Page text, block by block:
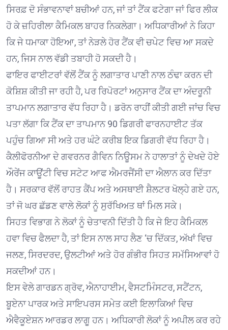
ਸਿਰਫ਼ ਦੋ ਸੰਭਾਵਨਾਵਾਂ ਬਚੀਆਂ ਹਨ, ਜਾਂ ਤਾਂ ਟੈਂਕ ਫਟੇਗਾ ਜਾਂ ਫਿਰ ਲੀਕ
ਹੋ ਕੇ ਜ਼ਹਿਰੀਲਾ ਕੈਮਿਕਲ ਬਾਹਰ ਨਿਕਲੇਗਾ। ਅਧਿਕਾਰੀਆਂ ਨੇ ਕਿਹਾ
ਕਿ ਜੇ ਧਮਾਕਾ ਹੋਇਆ, ਤਾਂ ਨੇੜਲੇ ਹੋਰ ਟੈਂਕ ਵੀ ਚਪੇਟ ਵਿਚ ਆ ਸਕਦੇ
ਹਨ, ਜਿਸ ਨਾਲ ਵੱਡੀ ਤਬਾਹੀ ਹੋ ਸਕਦੀ ਹੈ।
ਫਾਇਰ ਫਾਈਟਰਾਂ ਵੱਲੋਂ ਟੈਂਕ ਨੂੰ ਲਗਾਤਾਰ ਪਾਣੀ ਨਾਲ ਠੰਢਾ ਕਰਨ ਦੀ
ਕੋਸ਼ਿਸ਼ ਕੀਤੀ ਜਾ ਰਹੀ ਹੈ, ਪਰ ਰਿਪੋਰਟਾਂ ਅਨੁਸਾਰ ਟੈਂਕ ਦਾ ਅੰਦਰੂਨੀ
ਤਾਪਮਾਨ ਲਗਾਤਾਰ ਵੱਧ ਰਿਹਾ ਹੈ। ਡਰੋਨ ਰਾਹੀਂ ਕੀਤੀ ਗਈ ਜਾਂਚ ਵਿਚ
ਪਤਾ ਲੱਗਾ ਕਿ ਟੈਂਕ ਦਾ ਤਾਪਮਾਨ 90 ਡਿਗਰੀ ਫਾਰਨਹਾਈਟ ਤੱਕ
ਪਹੁੰਚ ਗਿਆ ਸੀ ਅਤੇ ਹਰ ਘੰਟੇ ਕਰੀਬ ਇਕ ਡਿਗਰੀ ਵੱਧ ਰਿਹਾ ਹੈ।
ਕੈਲੀਫੋਰਨੀਆ ਦੇ ਗਵਰਨਰ ਗੈਵਿਨ ਨਿਊਸਮ ਨੇ ਹਾਲਾਤਾਂ ਨੂੰ ਦੇਖਦੇ ਹੋਏ
ਔਰੇਂਜ ਕਾਊਂਟੀ ਵਿਚ ਸਟੇਟ ਆਫ ਐਮਰਜੈਂਸੀ ਦਾ ਐਲਾਨ ਕਰ ਦਿੱਤਾ
ਹੈ। ਸਰਕਾਰ ਵੱਲੋਂ ਰਾਹਤ ਕੈਂਪ ਅਤੇ ਅਸਥਾਈ ਸ਼ੈਲਟਰ ਖੋਲ੍ਹੇ ਗਏ ਹਨ,
ਤਾਂ ਜੋ ਘਰ ਛੱਡਣ ਵਾਲੇ ਲੋਕਾਂ ਨੂੰ ਸੁਰੱਖਿਅਤ ਥਾਂ ਮਿਲ ਸਕੇ।
ਸਿਹਤ ਵਿਭਾਗ ਨੇ ਲੋਕਾਂ ਨੂੰ ਚੇਤਾਵਨੀ ਦਿੱਤੀ ਹੈ ਕਿ ਜੇ ਇਹ ਕੈਮਿਕਲ
ਹਵਾ ਵਿਚ ਫੈਲਦਾ ਹੈ, ਤਾਂ ਇਸ ਨਾਲ ਸਾਹ ਲੈਣ ‘ਚ ਦਿੱਕਤ, ਅੱਖਾਂ ਵਿਚ
ਜਲਣ, ਸਿਰਦਰਦ, ਉਲਟੀਆਂ ਅਤੇ ਹੋਰ ਗੰਭੀਰ ਸਿਹਤ ਸਮੱਸਿਆਵਾਂ ਹੋ
ਸਕਦੀਆਂ ਹਨ।
ਇਸ ਵੇਲੇ ਗਾਰਡਨ ਗ੍ਰੋਵ, ਐਨਾਹਾਈਮ, ਵੈਸਟਮਿੰਸਟਰ, ਸਟੈਂਟਨ,
ਬੂਏਨਾ ਪਾਰਕ ਅਤੇ ਸਾਇਪਰਸ ਸਮੇਤ ਕਈ ਇਲਾਕਿਆਂ ਵਿਚ
ਐਵੈਕੂਏਸ਼ਨ ਆਰਡਰ ਲਾਗੂ ਹਨ। ਅਧਿਕਾਰੀ ਲੋਕਾਂ ਨੂੰ ਅਪੀਲ ਕਰ ਰਹੇ